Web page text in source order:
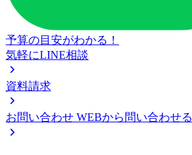
予算の目安がわかる！
気軽にLINE相談
資料請求
お問い合わせ WEBから問い合わせる